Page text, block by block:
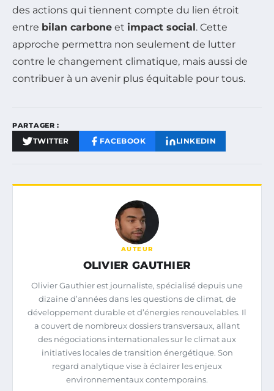
des actions qui tiennent compte du lien étroit
entre bilan carbone et impact social. Cette
approche permettra non seulement de lutter
contre le changement climatique, mais aussi de
contribuer à un avenir plus équitable pour tous.
PARTAGER :
TWITTER FACEBOOK LINKEDIN
AUTEUR
OLIVIER GAUTHIER
Olivier Gauthier est journaliste, spécialisé depuis une
dizaine d’années dans les questions de climat, de
développement durable et d’énergies renouvelables. Il
a couvert de nombreux dossiers transversaux, allant
des négociations internationales sur le climat aux
initiatives locales de transition énergétique. Son
regard analytique vise à éclairer les enjeux
environnementaux contemporains.